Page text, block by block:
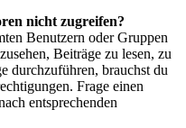
nicht zugreifen?
Benutzern oder Gruppen
Beiträge zu lesen, zu
durchzuführen, brauchst du
Frage einen
entsprechenden